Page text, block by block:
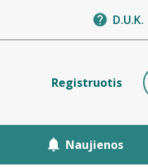
D.U.K.
Registruotis
Naujienos